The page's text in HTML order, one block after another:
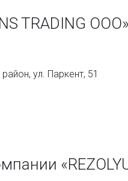
TRADING ООО»
ул. Паркент, 51